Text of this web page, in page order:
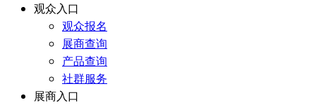
观众入口
观众报名
展商查询
产品查询
社群服务
展商入口